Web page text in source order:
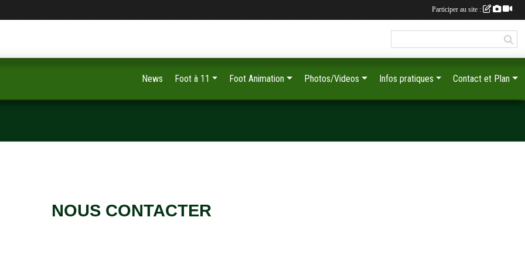
NOUS CONTACTER
News Foot à 11 Foot Animation Photos/Videos Infos pratiques Contact et Plan
Participer au site :